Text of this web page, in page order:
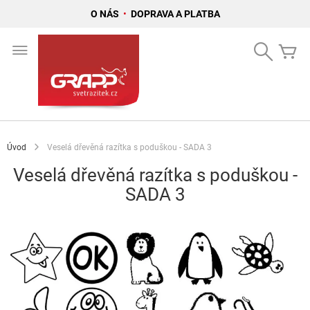
O NÁS • DOPRAVA A PLATBA
Search
Úvod Veselá dřevěná razítka s poduškou - SADA 3
Veselá dřevěná razítka s poduškou -
SADA 3
konec
galerie
obrázky